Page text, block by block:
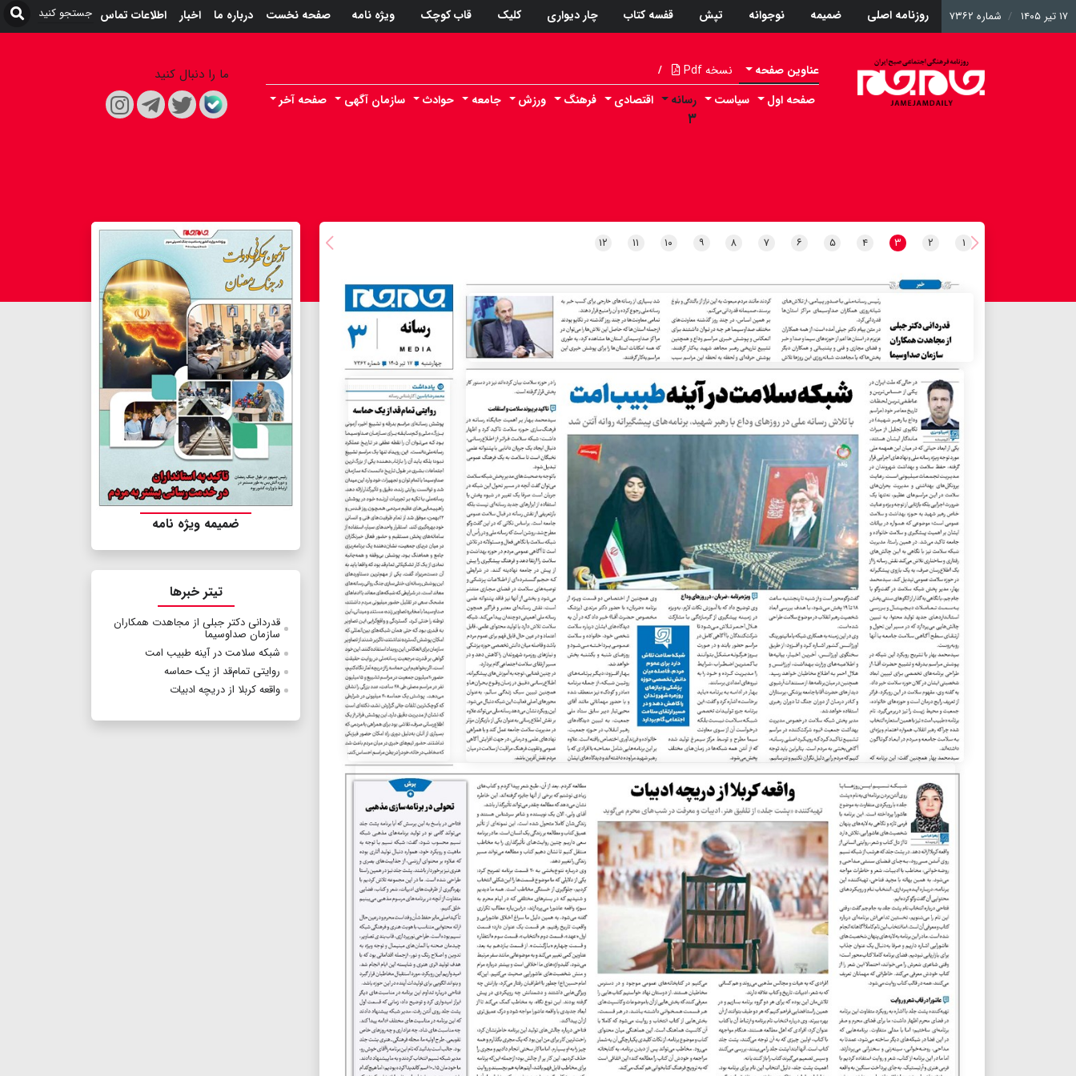
۱۷ تیر ۱۴۰۵ شماره ۷۳۶۲ روزنامه اصلی ضمیمه نوجوانه تپش قفسه کتاب چار دیواری کلیک قاب کوچک ویژه نامه صفحه نخست درباره ما اخبار اطلاعات تماس
عناوین صفحه نسخه Pdf /
صفحه اول سیاست رسانه
۳
اقتصادی فرهنگ ورزش جامعه حوادث سازمان آگهی صفحه آخر
ما را دنبال کنید
۱ ۲ ۳ ۴ ۵ ۶ ۷ ۸ ۹ ۱۰ ۱۱ ۱۲
ضمیمه ویژه نامه
تیتر خبرها
قدردانی دکتر جبلی از مجاهدت همکاران
سازمان صداوسیما
شبکه سلامت در آینه طبیب امت
روایتی تمام‌قد از یک حماسه
واقعه کربلا از دریچه ادبیات